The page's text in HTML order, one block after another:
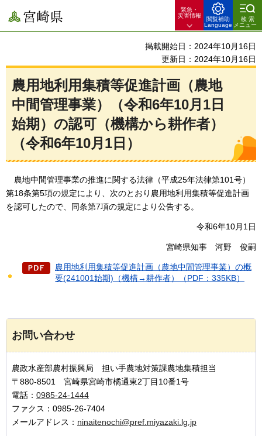
宮崎県
緊急・
災害情報
閲覧補助
Language
検索
メニュー
掲載開始日：2024年10月16日
更新日：2024年10月16日
農用地利用集積等促進計画（農地
中間管理事業）（令和6年10月1日
始期）の認可（機構から耕作者）
（令和6年10月1日）
農地中間管理事業の推進に関する法律（平成25年法律第101号）
第18条第5項の規定により、次のとおり農用地利用集積等促進計画
を認可したので、同条第7項の規定により公告する。
令和6年10月1日
宮崎県知事 河野 俊嗣
農用地利用集積等促進計画（農地中間管理事業）の概
要(241001始期)（機構→耕作者）（PDF：335KB）
お問い合わせ
農政水産部農村振興局 担い手農地対策課農地集積担当
〒880-8501 宮崎県宮崎市橘通東2丁目10番1号
電話： 0985-24-1444
ファクス：0985-26-7404
メールアドレス： ninaitenochi@pref.miyazaki.lg.jp